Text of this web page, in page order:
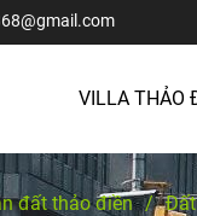
VILLA THẢO
đất thảo điền /